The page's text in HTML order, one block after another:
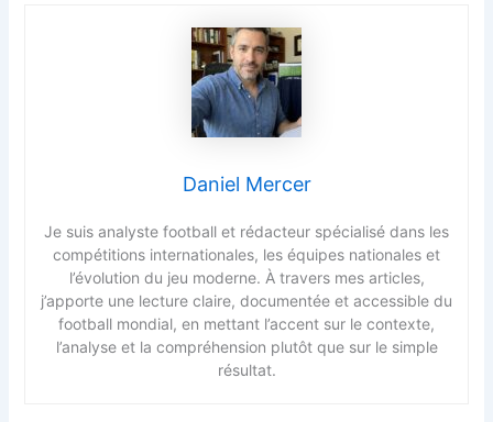
Daniel Mercer
Je suis analyste football et rédacteur spécialisé dans les
compétitions internationales, les équipes nationales et
l’évolution du jeu moderne. À travers mes articles,
j’apporte une lecture claire, documentée et accessible du
football mondial, en mettant l’accent sur le contexte,
l’analyse et la compréhension plutôt que sur le simple
résultat.